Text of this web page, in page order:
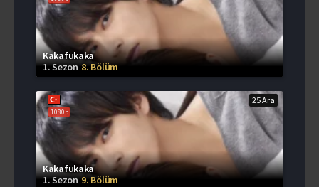
Kakafukaka
1. Sezon8. Bölüm
1080p
25 Ara
Kakafukaka
1. Sezon9. Bölüm